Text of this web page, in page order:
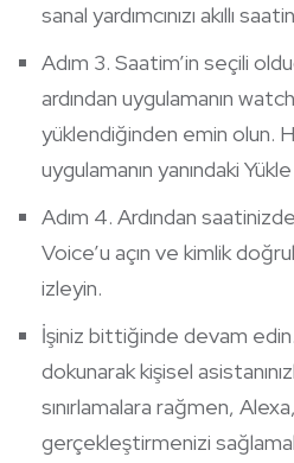
sanal yardımcınızı akıllı
Adım 3. Saatim’in seçili
ardından uygulamanın
yüklendiğinden emin olun.
uygulamanın yanındaki
Adım 4. Ardından
Voice’u açın ve kimlik
izleyin.
İşiniz bittiğinde devam
dokunarak kişisel
sınırlamalara rağmen,
gerçekleştirmenizi